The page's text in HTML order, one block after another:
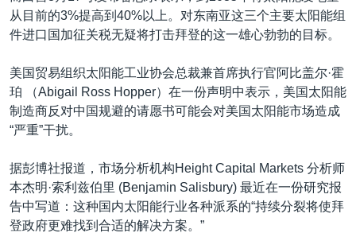
从目前的3%提高到40%以上。对东南亚这三个主要太阳能组
件进口国加征关税无疑将打击拜登的这一雄心勃勃的目标。
美国贸易组织太阳能工业协会总裁兼首席执行官阿比盖尔·霍
珀 （Abigail Ross Hopper）在一份声明中表示，美国太阳能
制造商反对中国规避的请愿书可能会对美国太阳能市场造成
“严重”干扰。
据彭博社报道，市场分析机构Height Capital Markets 分析师
本杰明·索利兹伯里 (Benjamin Salisbury) 最近在一份研究报
告中写道：这种国内太阳能行业各种派系的“持续分裂将使拜
登政府更难找到合适的解决方案。”